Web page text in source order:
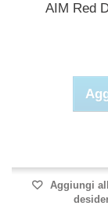
AIM Red
Aggiungi